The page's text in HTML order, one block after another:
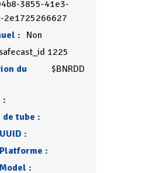
3855-41e3-
2e1725266627
: Non
safecast_id 1225
du
$BNRDD
:
de tube :
:
:
: